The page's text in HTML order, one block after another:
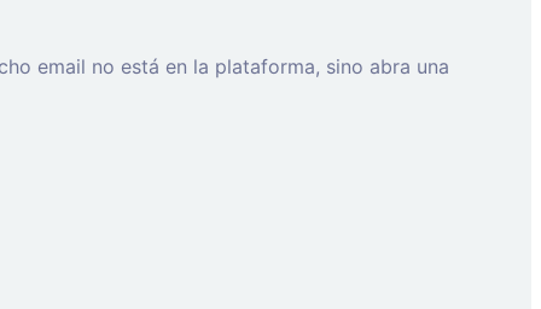
email no está en la plataforma, sino abra una